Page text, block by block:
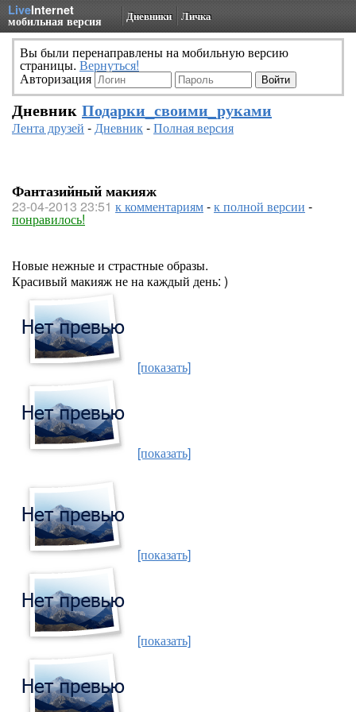
LiveInternet
мобильная версия Дневники Личка
Вы были перенаправлены на мобильную версию
страницы. Вернуться!
Авторизация
Дневник Подарки_своими_руками
Лента друзей -Дневник-Полная версия
Фантазийный макияж
23-04-2013 23:51 к комментариям-к полной версии -
понравилось!
Новые нежные и страстные образы.
Красивый макияж не на каждый день: )
[показать]
[показать]
[показать]
[показать]